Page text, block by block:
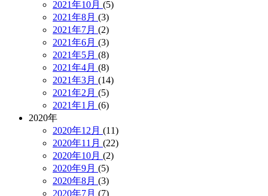
2021年10月 (5)
2021年8月 (3)
2021年7月 (2)
2021年6月 (3)
2021年5月 (8)
2021年4月 (8)
2021年3月 (14)
2021年2月 (5)
2021年1月 (6)
2020年
2020年12月 (11)
2020年11月 (22)
2020年10月 (2)
2020年9月 (5)
2020年8月 (3)
2020年7月 (7)